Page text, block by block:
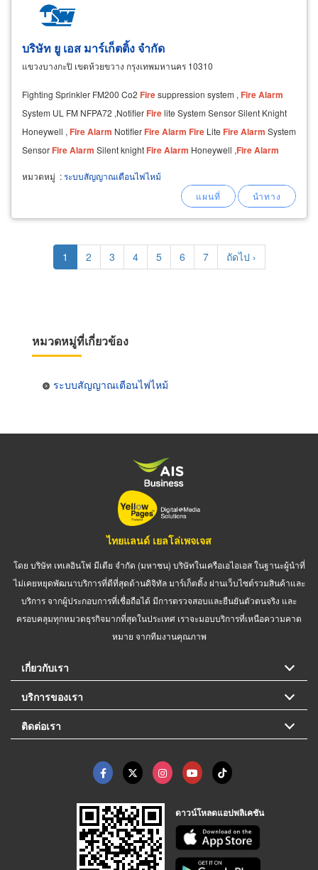
บริษัท ยู เอส มาร์เก็ตติ้ง จำกัด
แขวงบางกะปิ เขตห้วยขวาง กรุงเทพมหานคร 10310
Fighting Sprinkler FM200 Co2 Firesuppression system , FireAlarm
System UL FM NFPA72 ,NotifierFirelite System Sensor Silent Knight
Honeywell , FireAlarm NotifierFireAlarm Fire Lite FireAlarm System
SensorFireAlarm Silent knightFireAlarm Honeywell ,FireAlarm
หมวดหมู่ :ระบบสัญญาณเตือนไฟไหม้
Pagination
Current
page
1 Page
2 Page
3 Page
4 Page
5 Page
6 Page
7
Next
page
ถัดไป ›
หมวดหมู่ที่เกี่ยวข้อง
ระบบสัญญาณเตือนไฟไหม้
ไทยแลนด์ เยลโล่เพจเจส
โดย บริษัท เทเลอินโฟ มีเดีย จำกัด (มหาชน) บริษัทในเครือเอไอเอส ในฐานะผู้นำที่
ไม่เคยหยุดพัฒนาบริการที่ดีที่สุดด้านดิจิทัล มาร์เก็ตติ้ง ผ่านเว็บไซต์รวมสินค้าและ
บริการ จากผู้ประกอบการที่เชื่อถือได้ มีการตรวจสอบและยืนยันตัวตนจริง และ
ครอบคลุมทุกหมวดธุรกิจมากที่สุดในประเทศ เราจะมอบบริการที่เหนือความคาด
หมาย จากทีมงานคุณภาพ
เกี่ยวกับเรา
บริการของเรา
ติดต่อเรา
ดาวน์โหลดแอปพลิเคชัน